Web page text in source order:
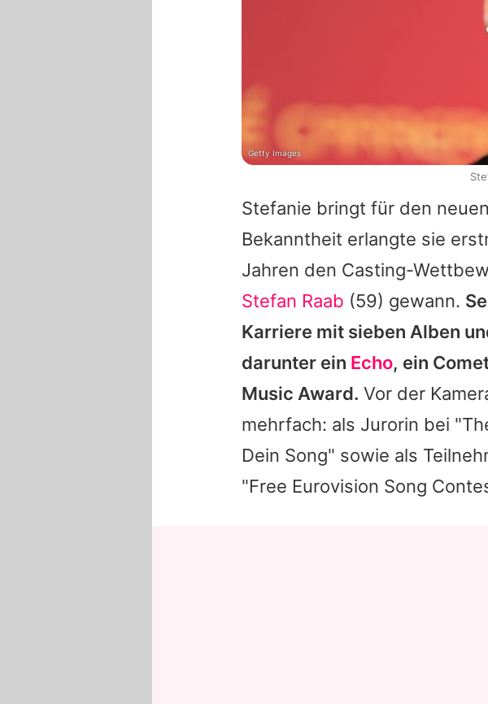
Stefanie bringt für den
Bekanntheit erlangte sie
Jahren den Casting-
Stefan Raab (59) gewann.
Karriere mit sieben Alben
darunter ein Echo, ein
Music Award. Vor der
mehrfach: als Jurorin bei
Dein Song" sowie als
"Free Eurovision Song
Getty Images